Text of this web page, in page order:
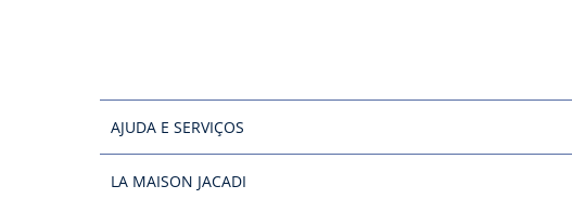
AJUDA E SERVIÇOS
LA MAISON JACADI